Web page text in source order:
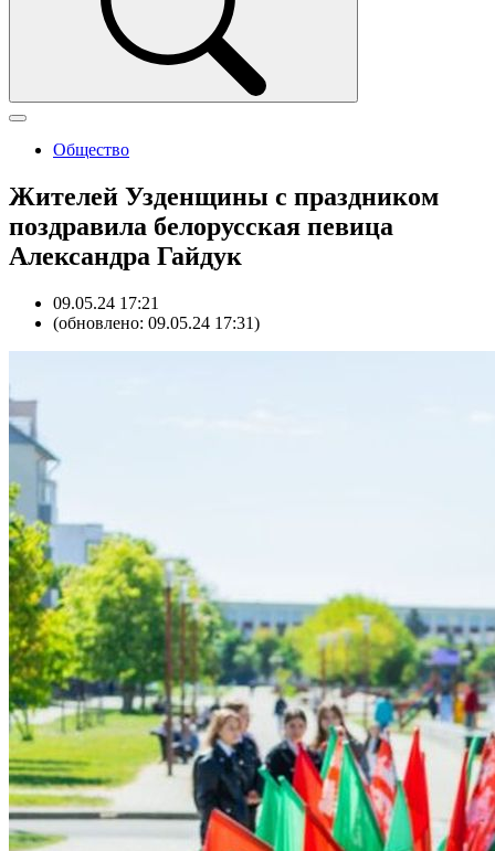
Общество
Жителей Узденщины с праздником
поздравила белорусская певица
Александра Гайдук
09.05.24 17:21
(обновлено: 09.05.24 17:31)